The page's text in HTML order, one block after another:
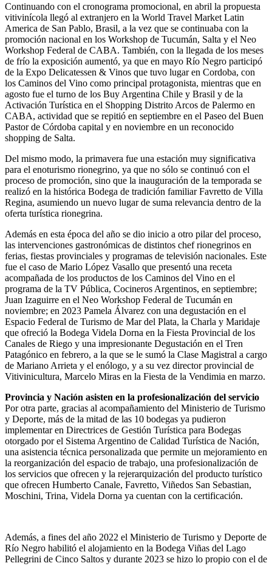
Continuando con el cronograma promocional, en abril la propuesta
vitivinícola llegó al extranjero en la World Travel Market Latin
America de San Pablo, Brasil, a la vez que se continuaba con la
promoción nacional en los Workshop de Tucumán, Salta y el Neo
Workshop Federal de CABA. También, con la llegada de los meses
de frío la exposición aumentó, ya que en mayo Río Negro participó
de la Expo Delicatessen & Vinos que tuvo lugar en Cordoba, con
los Caminos del Vino como principal protagonista, mientras que en
agosto fue el turno de los Buy Argentina Chile y Brasil y de la
Activación Turística en el Shopping Distrito Arcos de Palermo en
CABA, actividad que se repitió en septiembre en el Paseo del Buen
Pastor de Córdoba capital y en noviembre en un reconocido
shopping de Salta.
Del mismo modo, la primavera fue una estación muy significativa
para el enoturismo rionegrino, ya que no sólo se continuó con el
proceso de promoción, sino que la inauguración de la temporada se
realizó en la histórica Bodega de tradición familiar Favretto de Villa
Regina, asumiendo un nuevo lugar de suma relevancia dentro de la
oferta turística rionegrina.
Además en esta época del año se dio inicio a otro pilar del proceso,
las intervenciones gastronómicas de distintos chef rionegrinos en
ferias, fiestas provinciales y programas de televisión nacionales. Este
fue el caso de Mario López Vasallo que presentó una receta
acompañada de los productos de los Caminos del Vino en el
programa de la TV Pública, Cocineros Argentinos, en septiembre;
Juan Izaguirre en el Neo Workshop Federal de Tucumán en
noviembre; en 2023 Pamela Álvarez con una degustación en el
Espacio Federal de Turismo de Mar del Plata, la Charla y Maridaje
que ofreció la Bodega Videla Dorna en la Fiesta Provincial de los
Canales de Riego y una impresionante Degustación en el Tren
Patagónico en febrero, a la que se le sumó la Clase Magistral a cargo
de Mariano Arrieta y el enólogo, y a su vez director provincial de
Vitivinicultura, Marcelo Miras en la Fiesta de la Vendimia en marzo.
Provincia y Nación asisten en la profesionalización del servicio
Por otra parte, gracias al acompañamiento del Ministerio de Turismo
y Deporte, más de la mitad de las 10 bodegas ya pudieron
implementar en Directrices de Gestión Turística para Bodegas
otorgado por el Sistema Argentino de Calidad Turística de Nación,
una asistencia técnica personalizada que permite un mejoramiento en
la reorganización del espacio de trabajo, una profesionalización de
los servicios que ofrecen y la rejerarquización del producto turístico
que ofrecen Humberto Canale, Favretto, Viñedos San Sebastian,
Moschini, Trina, Videla Dorna ya cuentan con la certificación.
Además, a fines del año 2022 el Ministerio de Turismo y Deporte de
Río Negro habilitó el alojamiento en la Bodega Viñas del Lago
Pellegrini de Cinco Saltos y durante 2023 se hizo lo propio con el de